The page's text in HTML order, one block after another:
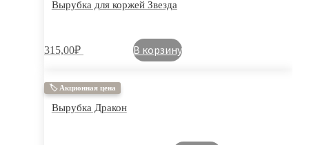
Вырубка для коржей Звезда
315,00₽ В корзину
🏷 Акционная цена
Вырубка Дракон